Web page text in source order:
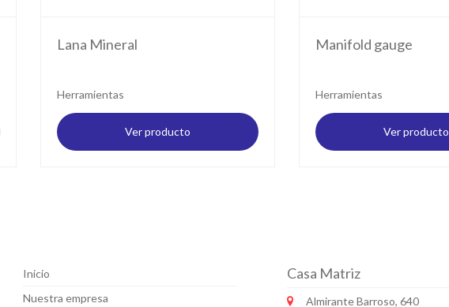
Lana Mineral
Herramientas
Ver producto
Manifold gauge
Herramientas
Ver producto
Inicio
Nuestra empresa
Casa Matriz
Almirante Barroso, 640